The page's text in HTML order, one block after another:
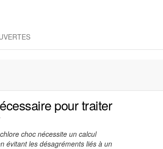
pour traiter
choc nécessite un calcul
évitant les désagréments liés à un